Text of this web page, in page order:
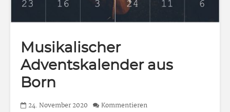
Musikalischer
Adventskalender aus
Born
24. November 2020 Kommentieren